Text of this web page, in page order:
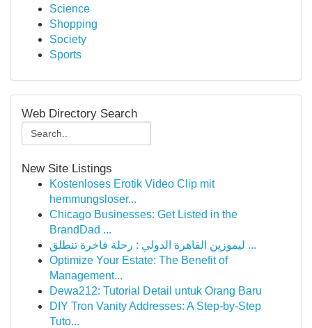
Science
Shopping
Society
Sports
Web Directory Search
New Site Listings
Kostenloses Erotik Video Clip mit
hemmungsloser...
Chicago Businesses: Get Listed in the
BrandDad ...
ليموزين القاهرة الدولي : رحلة فاخرة تنطلق ...
Optimize Your Estate: The Benefit of
Management...
Dewa212: Tutorial Detail untuk Orang Baru
DIY Tron Vanity Addresses: A Step-by-Step
Tuto...